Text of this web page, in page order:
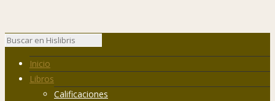
Inicio
Libros
Calificaciones